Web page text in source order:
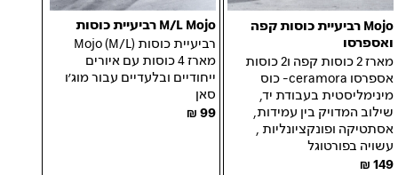
Mojo רביעיית כוסות קפה
ואספרסו
149
מארז 2 כוסות קפה ו2 כוסות
אספרסו ceramora- כוס
מינימליסטית בעבודת יד,
שילוב המדויק בין עמידות,
אסתטיקה ופונקציונליות ,
עשויה בפורטוגל
M/L Mojo רביעיית כוסות
99
רביעיית כוסות Mojo (M/L)
מארז 4 כוסות עם איורים
ייחודיים ובלעדיים עבור מוג׳ו
סאן